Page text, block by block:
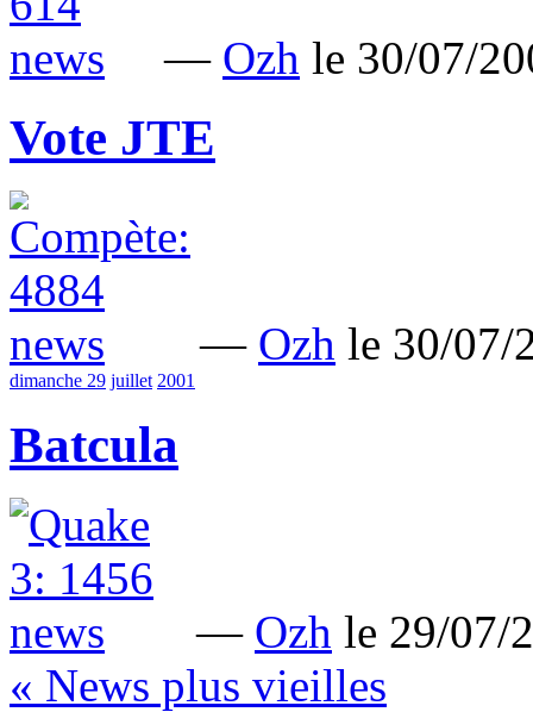
— Ozh le 30/07/
Vote JTE
— Ozh le 30/
dimanche 29 juillet 2001
Batcula
— Ozh le 29/
« News plus vieilles